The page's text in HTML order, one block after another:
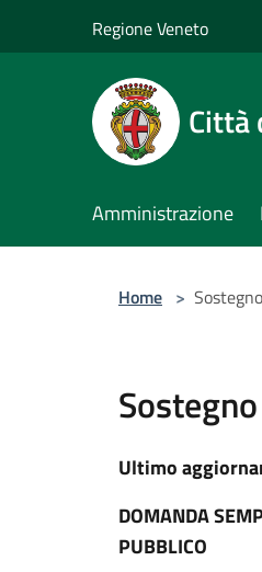
Regione Veneto
Città
Amministrazione
Home >
Ultimo
DOMANDA
PUBBLICO